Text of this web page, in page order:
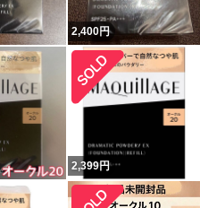
2,400円
2,399円